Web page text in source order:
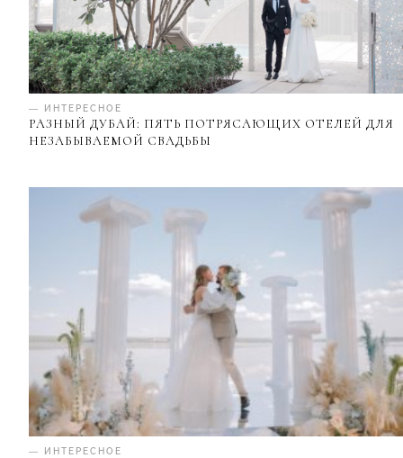
— ИНТЕРЕСНОЕ
РАЗНЫЙ ДУБАЙ: ПЯТЬ ПОТРЯСАЮЩИХ ОТЕЛЕЙ ДЛЯ
НЕЗАБЫВАЕМОЙ СВАДЬБЫ
— ИНТЕРЕСНОЕ